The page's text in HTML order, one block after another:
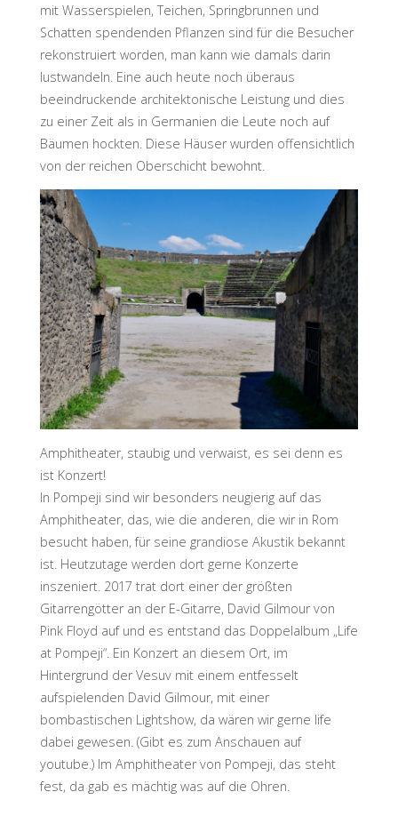
mit Wasserspielen, Teichen, Springbrunnen und
Schatten spendenden Pflanzen sind für die Besucher
rekonstruiert worden, man kann wie damals darin
lustwandeln. Eine auch heute noch überaus
beeindruckende architektonische Leistung und dies
zu einer Zeit als in Germanien die Leute noch auf
Bäumen hockten. Diese Häuser wurden offensichtlich
von der reichen Oberschicht bewohnt.
Amphitheater, staubig und verwaist, es sei denn es
ist Konzert!
In Pompeji sind wir besonders neugierig auf das
Amphitheater, das, wie die anderen, die wir in Rom
besucht haben, für seine grandiose Akustik bekannt
ist. Heutzutage werden dort gerne Konzerte
inszeniert. 2017 trat dort einer der größten
Gitarrengötter an der E-Gitarre, David Gilmour von
Pink Floyd auf und es entstand das Doppelalbum „Life
at Pompeji“. Ein Konzert an diesem Ort, im
Hintergrund der Vesuv mit einem entfesselt
aufspielenden David Gilmour, mit einer
bombastischen Lightshow, da wären wir gerne life
dabei gewesen. (Gibt es zum Anschauen auf
youtube.) Im Amphitheater von Pompeji, das steht
fest, da gab es mächtig was auf die Ohren.